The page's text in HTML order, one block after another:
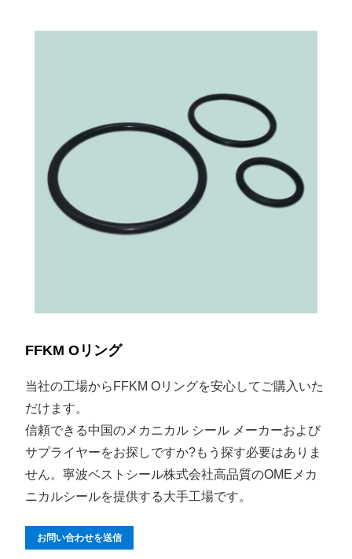
FFKM Oリング
当社の工場からFFKM Oリングを安心してご購入いた
だけます。
信頼できる中国のメカニカル シール メーカーおよび
サプライヤーをお探しですか?もう探す必要はありま
せん。寧波ベストシール株式会社高品質のOMEメカ
ニカルシールを提供する大手工場です。
お問い合わせを送信